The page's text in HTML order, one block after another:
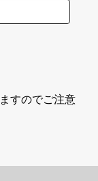
すのでご注意